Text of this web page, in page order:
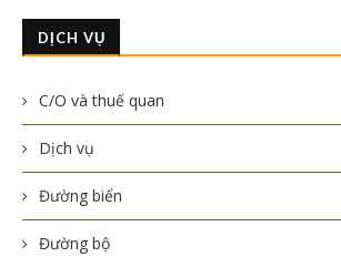
DỊCH VỤ
C/O và thuế quan
Dịch vụ
Đường biển
Đường bộ